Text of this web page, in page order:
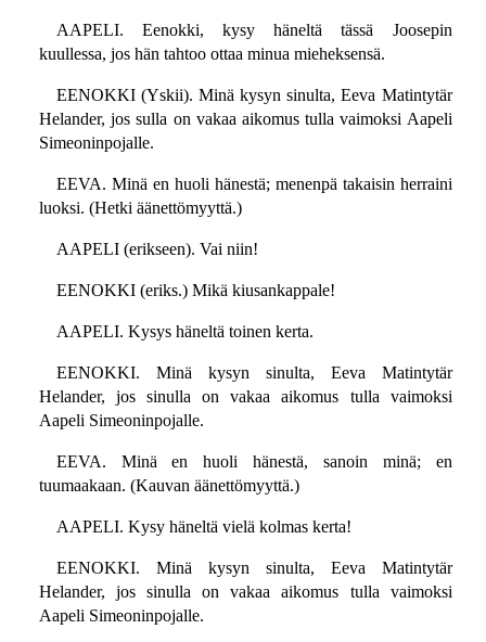
AAPELI. Eenokki, kysy häneltä tässä Joosepin
kuullessa, jos hän tahtoo ottaa minua mieheksensä.
EENOKKI (Yskii). Minä kysyn sinulta, Eeva Matintytär
Helander, jos sulla on vakaa aikomus tulla vaimoksi Aapeli
Simeoninpojalle.
EEVA. Minä en huoli hänestä; menenpä takaisin herraini
luoksi. (Hetki äänettömyyttä.)
AAPELI (erikseen). Vai niin!
EENOKKI (eriks.) Mikä kiusankappale!
AAPELI. Kysys häneltä toinen kerta.
EENOKKI. Minä kysyn sinulta, Eeva Matintytär
Helander, jos sinulla on vakaa aikomus tulla vaimoksi
Aapeli Simeoninpojalle.
EEVA. Minä en huoli hänestä, sanoin minä; en
tuumaakaan. (Kauvan äänettömyyttä.)
AAPELI. Kysy häneltä vielä kolmas kerta!
EENOKKI. Minä kysyn sinulta, Eeva Matintytär
Helander, jos sinulla on vakaa aikomus tulla vaimoksi
Aapeli Simeoninpojalle.